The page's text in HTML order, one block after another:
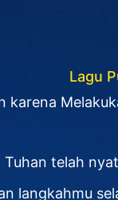
Lagu
karena
Tuhan telah
langkahmu